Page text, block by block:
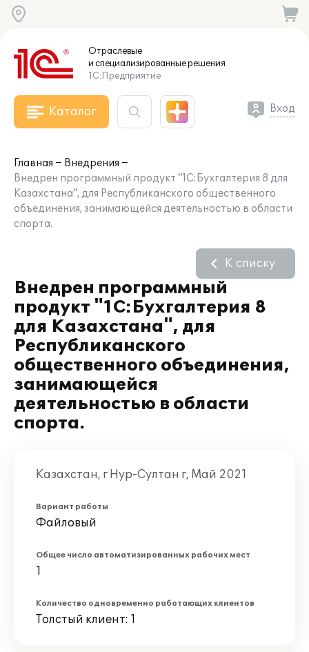
Отраслевые
и специализированныерешения
1С:Предприятие
Каталог Вход
Главная
Внедрения
Внедрен программный продукт "1С:Бухгалтерия 8 для
Казахстана", для Республиканского общественного
объединения, занимающейся деятельностью в области
спорта.
Внедрен программный
продукт "1С:Бухгалтерия 8
для Казахстана", для
Республиканского
общественного объединения,
занимающейся
деятельностью в области
спорта.
К списку
Казахстан, г Нур-Султан г, Май 2021
Вариант работы
Файловый
Общее число автоматизированных рабочих мест
1
Количество одновременно работающих клиентов
Толстый клиент: 1